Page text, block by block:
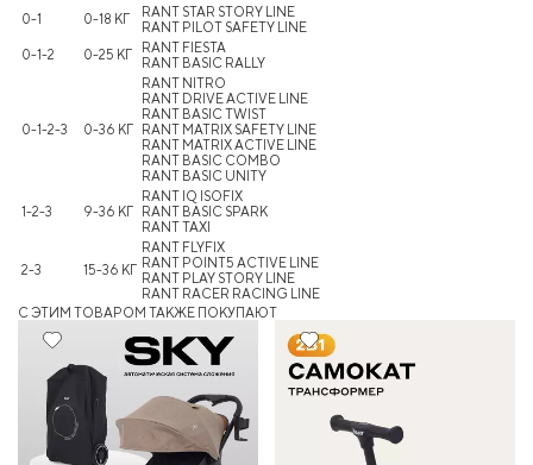
0-1
0-18 КГ
RANT STAR STORY LINE
RANT PILOT SAFETY LINE
0-1-2
0-25 КГ
RANT FIESTA
RANT BASIC RALLY
0-1-2-3 0-36 КГ
RANT NITRO
RANT DRIVE ACTIVE LINE
RANT BASIC TWIST
RANT MATRIX SAFETY LINE
RANT MATRIX ACTIVE LINE
RANT BASIC COMBO
RANT BASIC UNITY
1-2-3 9-36 КГ
RANT IQ ISOFIX
RANT BASIC SPARK
RANT TAXI
2-3 15-36 КГ
RANT FLYFIX
RANT POINT5 ACTIVE LINE
RANT PLAY STORY LINE
RANT RACER RACING LINE
C ЭТИМ ТОВАРОМ ТАКЖЕ ПОКУПАЮТ
20% Хит 28%